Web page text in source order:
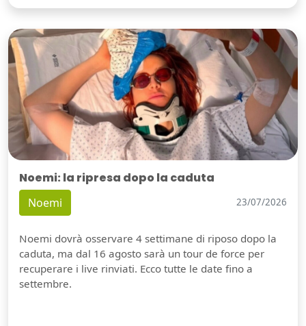
Noemi: la ripresa dopo la caduta
Noemi 23/07/2026
Noemi dovrà osservare 4 settimane di riposo dopo la
caduta, ma dal 16 agosto sarà un tour de force per
recuperare i live rinviati. Ecco tutte le date fino a
settembre.